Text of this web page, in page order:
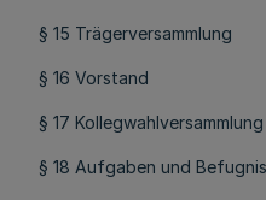
§ 15 Trägerversammlung
§ 16 Vorstand
§ 17 Kollegwahlversammlung
§ 18 Aufgaben und